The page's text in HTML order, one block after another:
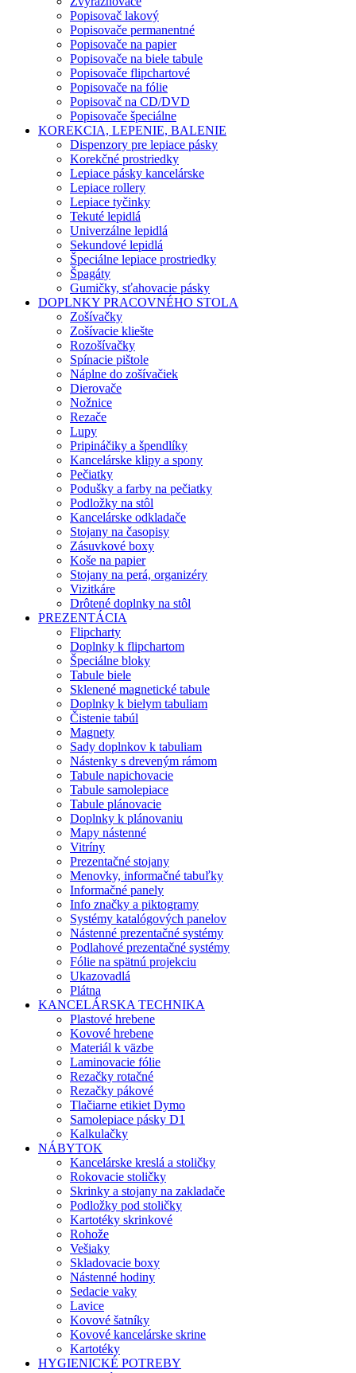
Popisovač lakový
Popisovače permanentné
Popisovače na papier
Popisovače na biele tabule
Popisovače flipchartové
Popisovače na fólie
Popisovač na CD/DVD
Popisovače špeciálne
KOREKCIA, LEPENIE, BALENIE
Dispenzory pre lepiace pásky
Korekčné prostriedky
Lepiace pásky kancelárske
Lepiace rollery
Lepiace tyčinky
Tekuté lepidlá
Univerzálne lepidlá
Sekundové lepidlá
Špeciálne lepiace prostriedky
Špagáty
Gumičky, sťahovacie pásky
DOPLNKY PRACOVNÉHO STOLA
Zošívačky
Zošívacie kliešte
Rozošívačky
Spínacie pištole
Náplne do zošívačiek
Dierovače
Nožnice
Rezače
Lupy
Pripináčiky a špendlíky
Kancelárske klipy a spony
Pečiatky
Podušky a farby na pečiatky
Podložky na stôl
Kancelárske odkladače
Stojany na časopisy
Zásuvkové boxy
Koše na papier
Stojany na perá, organizéry
Vizitkáre
Drôtené doplnky na stôl
PREZENTÁCIA
Flipcharty
Doplnky k flipchartom
Špeciálne bloky
Tabule biele
Sklenené magnetické tabule
Doplnky k bielym tabuliam
Čistenie tabúl
Magnety
Sady doplnkov k tabuliam
Nástenky s dreveným rámom
Tabule napichovacie
Tabule samolepiace
Tabule plánovacie
Doplnky k plánovaniu
Mapy nástenné
Vitríny
Prezentačné stojany
Menovky, informačné tabuľky
Informačné panely
Info značky a piktogramy
Systémy katalógových panelov
Nástenné prezentačné systémy
Podlahové prezentačné systémy
Fólie na spätnú projekciu
Ukazovadlá
Plátna
KANCELÁRSKA TECHNIKA
Plastové hrebene
Kovové hrebene
Materiál k väzbe
Laminovacie fólie
Rezačky rotačné
Rezačky pákové
Tlačiarne etikiet Dymo
Samolepiace pásky D1
Kalkulačky
NÁBYTOK
Kancelárske kreslá a stoličky
Rokovacie stoličky
Skrinky a stojany na zakladače
Podložky pod stoličky
Kartotéky skrinkové
Rohože
Vešiaky
Skladovacie boxy
Nástenné hodiny
Sedacie vaky
Lavice
Kovové šatníky
Kovové kancelárske skrine
Kartotéky
HYGIENICKÉ POTREBY